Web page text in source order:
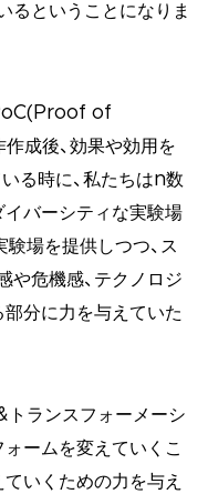
るということになりま
PoC(Proof of
成後、効果や効用を
る時に、私たちはn数
イバーシティな実験場
場を提供しつつ、ス
や危機感、テクノロジ
部分に力を与えていた
トランスフォーメーシ
ォームを変えていくこ
いくための力を与え